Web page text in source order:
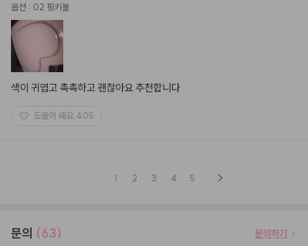
옵션 : 02 핑키볼
색이 귀엽고 촉촉하고 괜찮아요 추천합니다
도움이 돼요 405
1 2 3 4 5
문의 (63) 문의하기